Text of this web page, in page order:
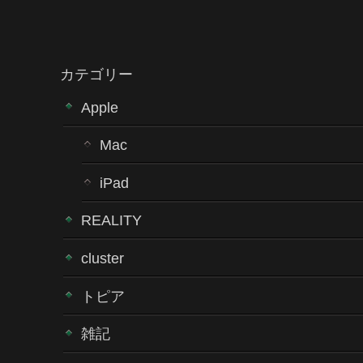
カテゴリー
Apple
Mac
iPad
REALITY
cluster
トピア
雑記